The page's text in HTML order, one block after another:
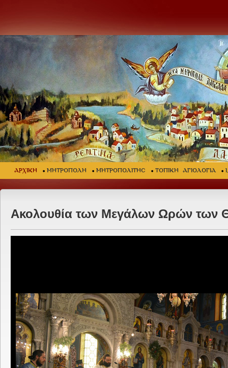
ΑΡΧΙΚΗ ΜΗΤΡΟΠΟΛΗ ΜΗΤΡΟΠΟΛΙΤΗΣ ΤΟΠΙΚΗ ΑΓΙΟΛΟΓΙΑ
Ακολουθία των Μεγάλων Ωρών των